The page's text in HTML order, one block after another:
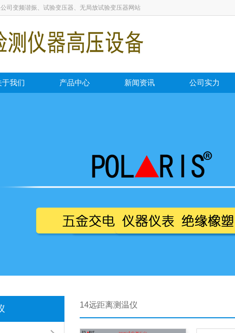
司变频谐振、试验变压器、无局放试验变压器网站
于我们 产品中心 新闻资讯 公司实力
14远距离测温仪